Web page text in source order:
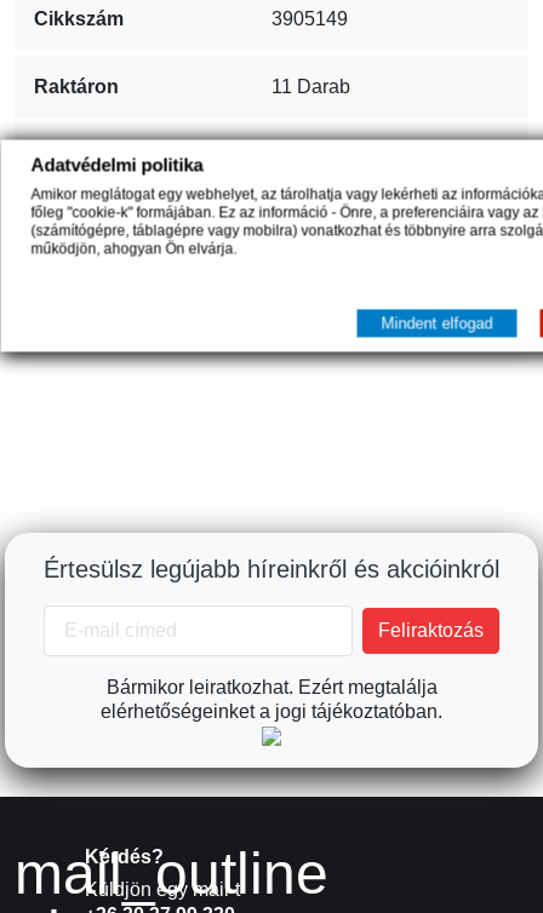
Cikkszám 3905149
Raktáron 11 Darab
ean13
Hozzászólások (0)
Egyelőre nincs vásárlói vélemény.
Értesülsz legújabb híreinkről és akcióinkról
Bármikor leiratkozhat. Ezért megtalálja
elérhetőségeinket a jogi tájékoztatóban.
mail_outline
Kérdés?
Küldjön egy mail-t
Adatvédelmi politika
Amikor meglátogat egy webhelyet, az tárolhatja vagy lekérheti az
főleg "cookie-k" formájában. Ez az információ - Önre, a preferenciáira vagy
(számítógépre, táblagépre vagy mobilra) vonatkozhat és többnyire arra
működjön, ahogyan Ön elvárja.
Mindent elfogad